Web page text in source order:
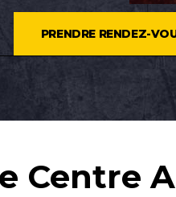
PRENDRE RENDEZ-
Centre